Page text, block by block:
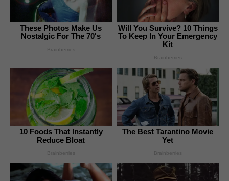
These Photos Make Us
Nostalgic For The 70's
Brainberries
Will You Survive? 10 Things
To Keep In Your Emergency
Kit
Brainberries
10 Foods That Instantly
Reduce Bloat
Brainberries
The Best Tarantino Movie
Yet
Brainberries